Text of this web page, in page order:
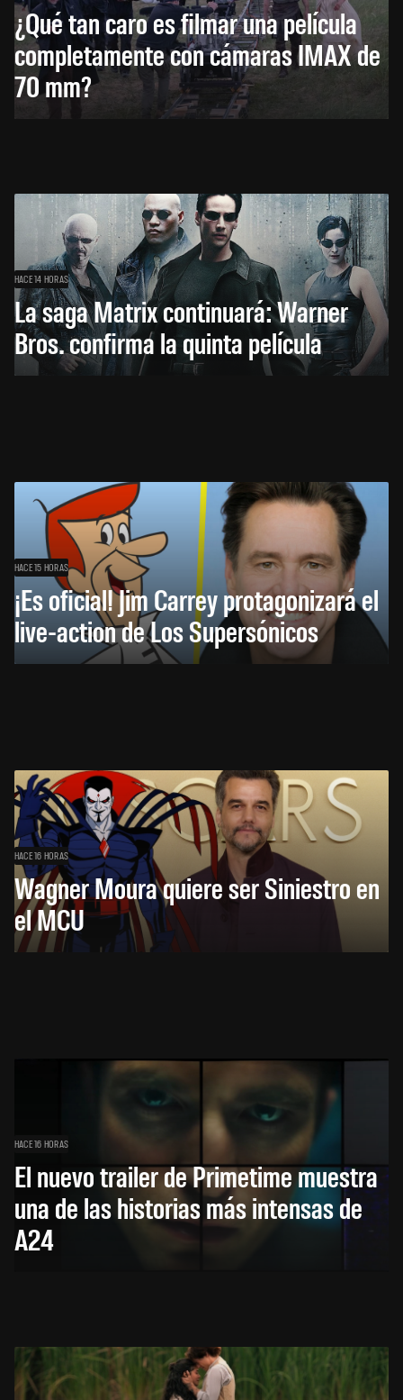
¿Qué tan caro es filmar una película
completamente con cámaras IMAX de
70 mm?
HACE 14 HORAS
La saga Matrix continuará: Warner
Bros. confirma la quinta película
HACE 15 HORAS
¡Es oficial! Jim Carrey protagonizará el
live-action de Los Supersónicos
HACE 16 HORAS
Wagner Moura quiere ser Siniestro en
el MCU
HACE 16 HORAS
El nuevo trailer de Primetime muestra
una de las historias más intensas de
A24